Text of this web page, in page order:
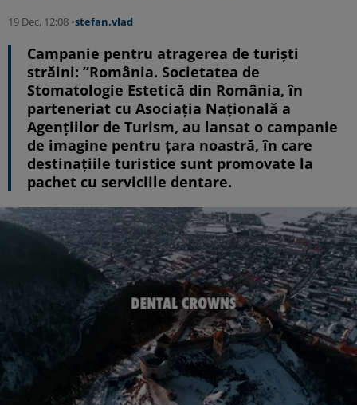
19 Dec, 12:08 •stefan.vlad
Campanie pentru atragerea de turiști
străini: ”România. Societatea de
Stomatologie Estetică din România, în
parteneriat cu Asociaţia Naţională a
Agenţiilor de Turism, au lansat o campanie
de imagine pentru ţara noastră, în care
destinațiile turistice sunt promovate la
pachet cu serviciile dentare.